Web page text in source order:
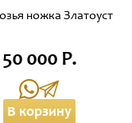
ножка Златоуст
50 000 Р.
В корзину